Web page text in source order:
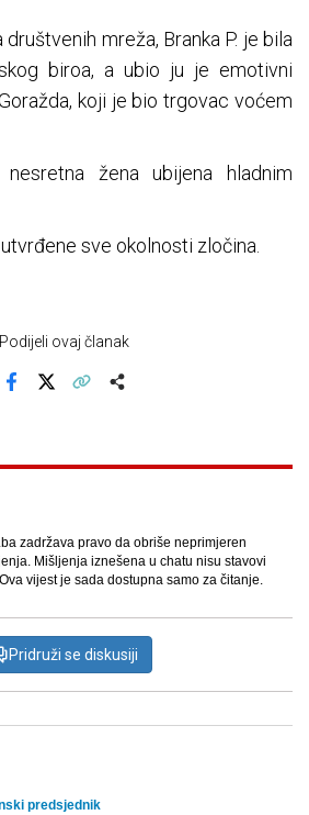
mreža, Branka P. je bila
biroa, a ubio ju je emotivni
koji je bio trgovac voćem
žena ubijena hladnim
sve okolnosti zločina.
Podijeli ovaj članak
zadržava pravo da obriše neprimjeren
Mišljenja iznešena u chatu nisu stavovi
vijest je sada dostupna samo za čitanje.
Pridruži se diskusiji
predsjednik